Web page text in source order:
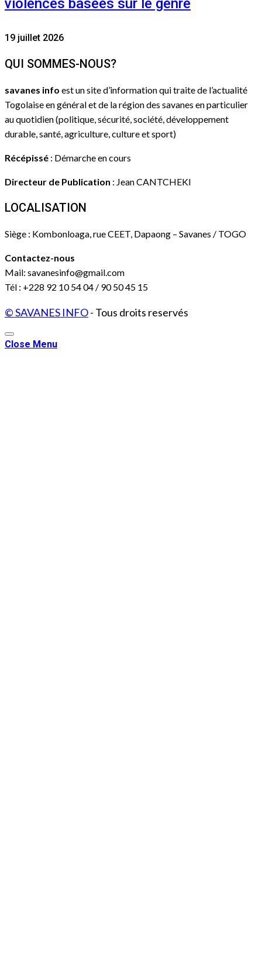
violences basées sur le genre
19 juillet 2026
QUI SOMMES-NOUS?
savanes info est un site d’information qui traite de l’actualité
Togolaise en général et de la région des savanes en particulier
au quotidien (politique, sécurité, société, développement
durable, santé, agriculture, culture et sport)
Récépissé : Démarche en cours
Directeur de Publication : Jean CANTCHEKI
LOCALISATION
Siège : Kombonloaga, rue CEET, Dapaong – Savanes / TOGO
Contactez-nous
Mail: savanesinfo@gmail.com
Tél : +228 92 10 54 04 / 90 50 45 15
© SAVANES INFO- Tous droits reservés
Close Menu